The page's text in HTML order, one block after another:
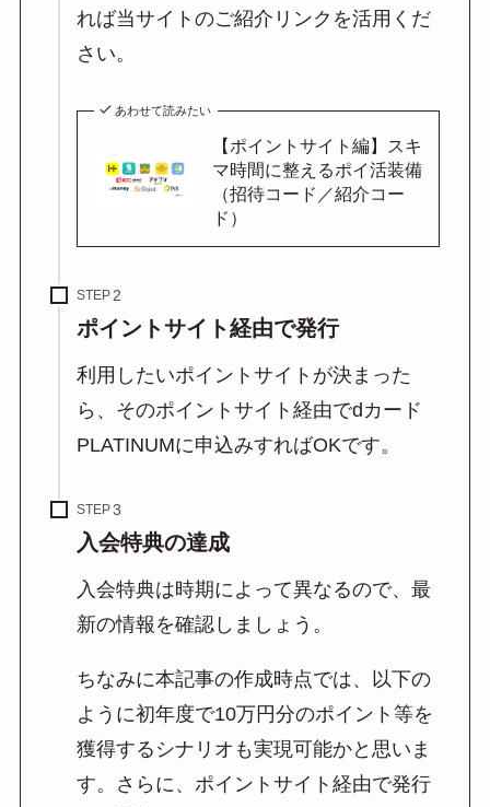
れば当サイトのご紹介リンクを活用くだ
さい。
あわせて読みたい
【ポイントサイト編】スキ
マ時間に整えるポイ活装備
（招待コード／紹介コー
ド）
STEP
ポイントサイト経由で発行
利用したいポイントサイトが決まった
ら、そのポイントサイト経由でdカード
PLATINUMに申込みすればOKです。
STEP
入会特典の達成
入会特典は時期によって異なるので、最
新の情報を確認しましょう。
ちなみに本記事の作成時点では、以下の
ように初年度で10万円分のポイント等を
獲得するシナリオも実現可能かと思いま
す。さらに、ポイントサイト経由で発行